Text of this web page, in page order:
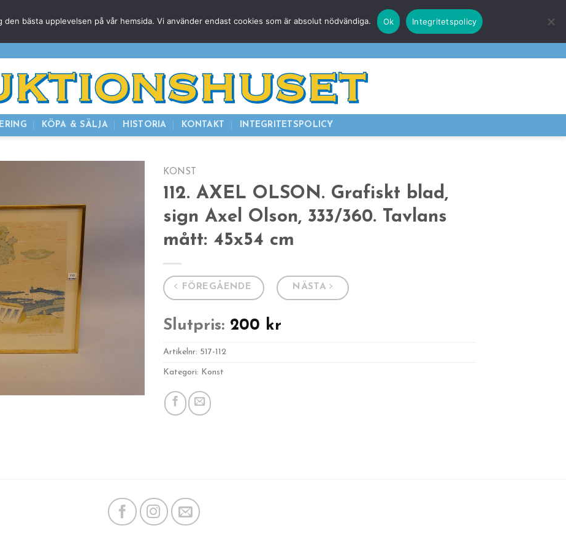
NUVARANDE AUKTION LOGGA IN
KÖPA & SÄLJA HISTORIA KONTAKT INTEGRITETSPOLICY
KONST
112. AXEL OLSON. Grafiskt blad,
sign Axel Olson, 333/360. Tavlans
mått: 45x54 cm
FÖREGÅENDE NÄSTA
Slutpris: 200 kr
Artikelnr: 517-112
Kategori: Konst
bästa upplevelsen på vår hemsida. Vi använder endast cookies som är absolut nödvändiga. Ok Integritetspolicy